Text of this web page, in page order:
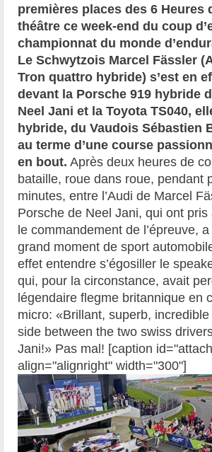
premières places des 6 Heures
théâtre ce week-end du coup
championnat du monde
Le Schwytzois Marcel Fässler
Tron quattro hybride) s’est en
devant la Porsche 919 hybride
Neel Jani et la Toyota TS040,
hybride, du Vaudois Sébastien
au terme d’une course
en bout. Après deux heures de
bataille, roue dans roue, pendant
minutes, entre l’Audi de Marcel
Porsche de Neel Jani, qui ont
le commandement de l’épreuve,
grand moment de sport
effet entendre s’égosiller le
qui, pour la circonstance, avait
légendaire flegme britannique en
micro: «Brillant, superb,
side between the two swiss
Jani!» Pas mal! [caption
align="alignright" width="300"]